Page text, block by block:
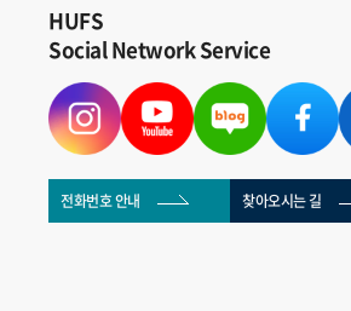
HUFS
Social Network Service
전화번호 안내 찾아오시는 길